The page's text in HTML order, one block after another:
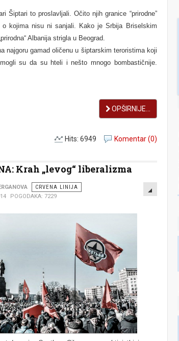
to proslavljali. Očito njih granice “prirodne”
kojima nisu ni sanjali. Kako je Srbija Briselskim
Albanija strigla u Beograd.
najgoru gamad oličenu u šiptarskim teroristima koji
su da su hteli i nešto mnogo bombastičnije.
OPŠIRNIJE...
Komentar (0)
Hits: 6949
Krah „levog“ liberalizma
EMPTY
CRVENA LINIJA
POGODAKA: 7229